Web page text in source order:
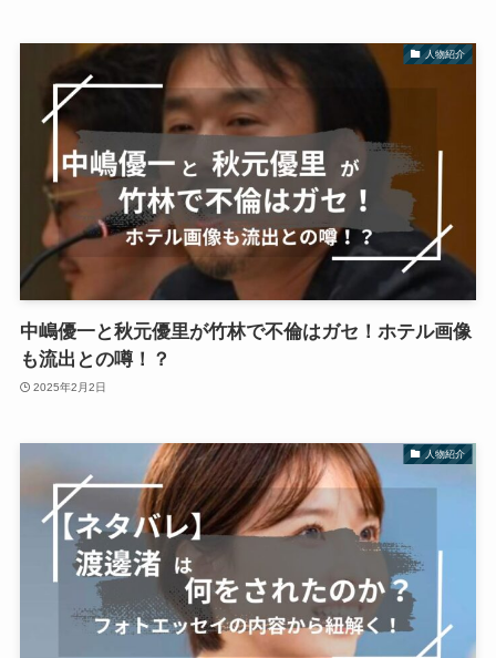
人物紹介
中嶋優一と秋元優里が竹林で不倫はガセ！ホテル画像
も流出との噂！？
2025年2月2日
人物紹介